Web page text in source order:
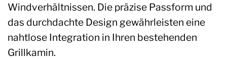
Windverhältnissen. Die präzise Passform und
das durchdachte Design gewährleisten eine
nahtlose Integration in Ihren bestehenden
Grillkamin.